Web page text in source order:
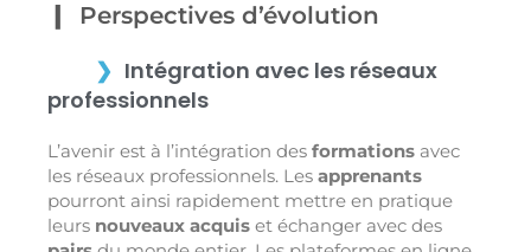
Perspectives d’évolution
Intégration avec les réseaux
professionnels
L’avenir est à l’intégration des formations avec
les réseaux professionnels. Les apprenants
pourront ainsi rapidement mettre en pratique
leurs nouveaux acquis et échanger avec des